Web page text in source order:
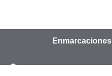
Enmarcaciones